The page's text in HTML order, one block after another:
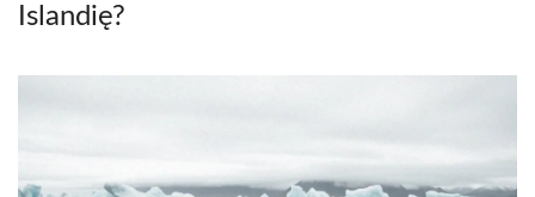
Islandię?